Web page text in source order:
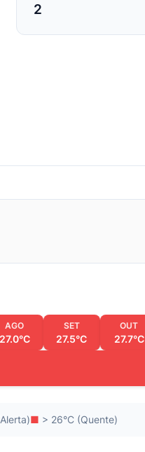
2
AGO
27.0°C
SET
27.5°C
OUT
27.7°C
■ > 26°C (Quente)